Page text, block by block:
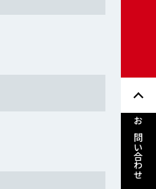
お問い合わせ